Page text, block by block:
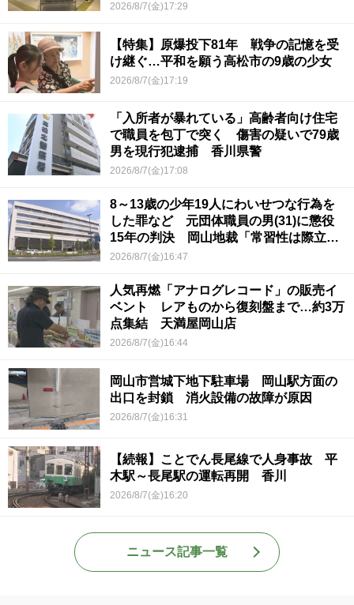
2026/8/7(金)17:29
【特集】原爆投下81年 戦争の記憶を受
け継ぐ…平和を願う高松市の9歳の少女
2026/8/7(金)17:19
「入所者が暴れている」高齢者向け住宅
で職員を包丁で突く 傷害の疑いで79歳
男を現行犯逮捕 香川県警
2026/8/7(金)17:08
8～13歳の少年19人にわいせつな行為を
した罪など 元団体職員の男(31)に懲役
15年の判決 岡山地裁「常習性は際立っ
ていて被害結果も非常に重い」
2026/8/7(金)16:47
人気再燃「アナログレコード」の販売イ
ベント レアものから復刻盤まで…約3万
点集結 天満屋岡山店
2026/8/7(金)16:44
岡山市営城下地下駐車場 岡山駅方面の
出口を封鎖 消火設備の故障が原因
2026/8/7(金)16:31
【続報】ことでん長尾線で人身事故 平
木駅～長尾駅の運転再開 香川
2026/8/7(金)16:20
ニュース記事一覧